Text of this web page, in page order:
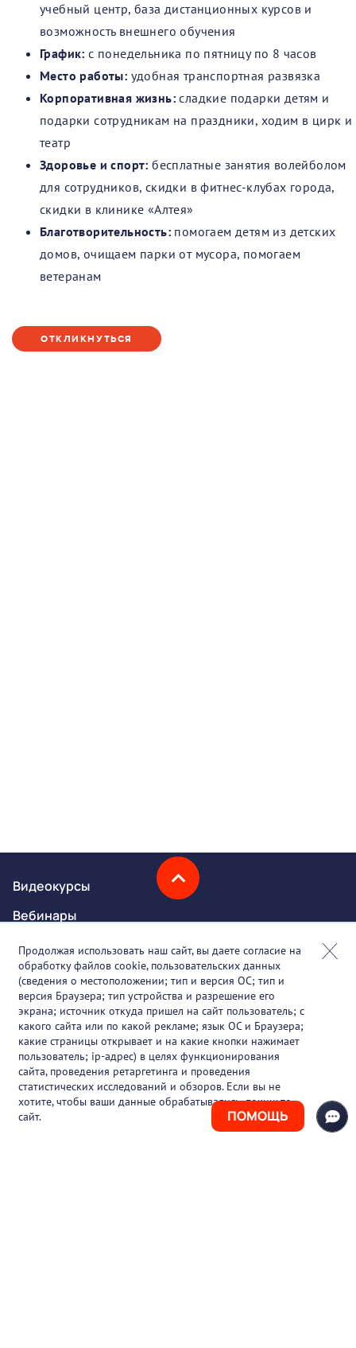
ПОМОЩЬ
учебный центр, база дистанционных курсов и
возможность внешнего обучения
График: с понедельника по пятницу по 8 часов
Место работы: удобная транспортная развязка
Корпоративная жизнь: сладкие подарки детям и
подарки сотрудникам на праздники, ходим в цирк и
театр
Здоровье и спорт: бесплатные занятия волейболом
для сотрудников, скидки в фитнес-клубах города,
скидки в клинике «Алтея»
Благотворительность: помогаем детям из детских
домов, очищаем парки от мусора, помогаем
ветеранам
ОТКЛИКНУТЬСЯ
Видеокурсы
Вебинары
Онлайн-события
Партнеры
О проекте
Вакансии
Блог
Контакты
Продолжая использовать наш сайт, вы даете согласие на
обработку файлов cookie, пользовательских данных
(сведения о местоположении; тип и версия ОС; тип и
версия Браузера; тип устройства и разрешение его
экрана; источник откуда пришел на сайт пользователь; с
какого сайта или по какой рекламе; язык ОС и Браузера;
какие страницы открывает и на какие кнопки нажимает
пользователь; ip-адрес) в целях функционирования
сайта, проведения ретаргетинга и проведения
статистических исследований и обзоров. Если вы не
хотите, чтобы ваши данные обрабатывались, покиньте
сайт.